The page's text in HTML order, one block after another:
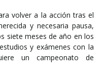
volver a la acción tras el
y necesaria pausa,
siete meses de año en los
y exámenes con la
un campeonato de